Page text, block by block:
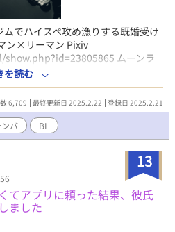
でハイスペ攻め漁りする既婚受け
ン×リーマン Pixiv
ムーンラ
n1822jz/ fujossy
を読む
6,709 最終更新日 2025.2.22 登録日 2025.2.21
バ BL
13
てアプリに頼った結果、彼氏
ました